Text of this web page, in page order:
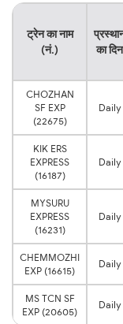
ट्रेन का नाम
(नं.)
का दिन
CHOZHAN
SF EXP
(22675)
Daily
KIK ERS
EXPRESS
(16187)
Daily
MYSURU
EXPRESS
(16231)
Daily
CHEMMOZHI
EXP (16615)
Daily
MS TCN SF
EXP (20605)
Daily